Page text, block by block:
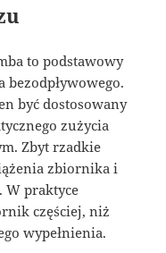
to podstawowy
być dostosowany
zużycia
Zbyt rzadkie
zbiornika i
W praktyce
częściej, niż
wypełnienia.